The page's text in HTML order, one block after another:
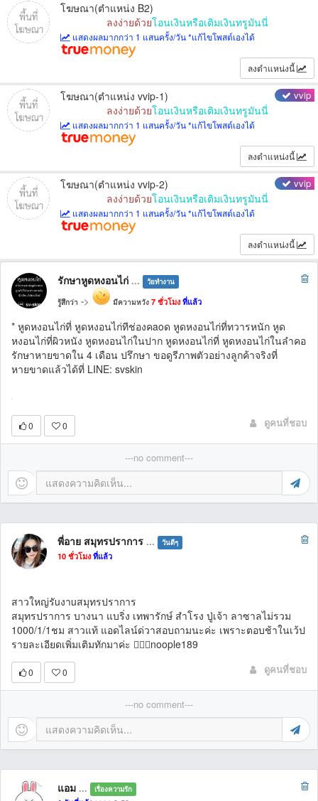
โฆษณา(ตำแหน่ง B2)
ลงง่ายด้วยโอนเงินหรือเติมเงินทรูมันนี่
แสดงผลมากกว่า 1 แสนครั้ง/วัน *แก้ไขโพสต์เองได้
ลงตำแหน่งนี้
โฆษณา(ตำแหน่ง vvip-1) vvip
ลงง่ายด้วยโอนเงินหรือเติมเงินทรูมันนี่
แสดงผลมากกว่า 1 แสนครั้ง/วัน *แก้ไขโพสต์เองได้
ลงตำแหน่งนี้
โฆษณา(ตำแหน่ง vvip-2) vvip
ลงง่ายด้วยโอนเงินหรือเติมเงินทรูมันนี่
แสดงผลมากกว่า 1 แสนครั้ง/วัน *แก้ไขโพสต์เองได้
ลงตำแหน่งนี้
รักษาหูดหงอนไก่ ... วัยทำงาน
รู้สึกว่า -> มีความหวัง 7 ชั่วโมง ที่แล้ว
* หูดหงอนไก่ที่ หูดหงอนไก่ทีช่องคaoด หูดหงอนไก่ที่ทวารหนัก หูด
หงอนไก่ที่ผิวหนัง หูดหงอนไก่ในปาก หูดหงอนไก่ที่ หูดหงอนไก่ในลำคอ
รักษาหายขาดใน 4 เดือน ปรึกษา ขอดูรีภาพตัวอย่างลูกค้าจริงที่
หายขาดแล้วได้ที่ LINE: svskin
0 0 ดูคนที่ชอบ
---no comment---
พี่อาย สมุทรปราการ ... วันดีๆ
10 ชั่วโมง ที่แล้ว
สาวใหญ่รัuงาuสมุทรปราการ
สมุทรปราการ บางนา แบริ่ง เทพารักษ์ สำโรง ปู่เจ้า ลาซาลไม่รวม
1000/1/1ชม สาวแท้ แอดไลน์ด่วาสอบถามนะค่ะ เพราะตอบช้าในเว้ป
รายละเอียดเพิ่มเติมทักมาค่ะ 👉🏻🆔noople189
0 0 ดูคนที่ชอบ
---no comment---
แอม ... เรื่องความรัก